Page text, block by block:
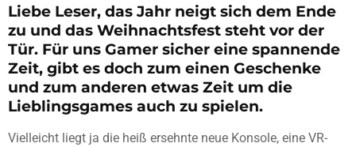
Liebe Leser, das Jahr neigt sich dem Ende
zu und das Weihnachtsfest steht vor der
Tür. Für uns Gamer sicher eine spannende
Zeit, gibt es doch zum einen Geschenke
und zum anderen etwas Zeit um die
Lieblingsgames auch zu spielen.
Vielleicht liegt ja die heiß ersehnte neue Konsole, eine VR-